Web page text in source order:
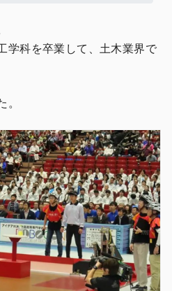
学科を卒業して、土木業界で